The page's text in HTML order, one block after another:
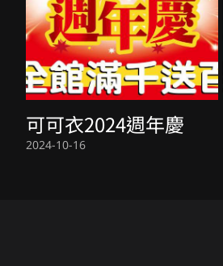
可可衣2024週年慶
2024-10-16